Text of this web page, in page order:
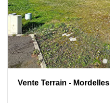
Vente Terrain - Mordelles